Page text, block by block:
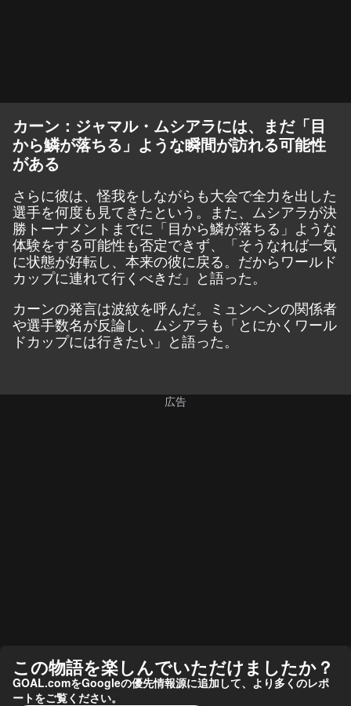
カーン：ジャマル・ムシアラには、まだ「目
から鱗が落ちる」ような瞬間が訪れる可能性
がある
さらに彼は、怪我をしながらも大会で全力を出した
選手を何度も見てきたという。また、ムシアラが決
勝トーナメントまでに「目から鱗が落ちる」ような
体験をする可能性も否定できず、「そうなれば一気
に状態が好転し、本来の彼に戻る。だからワールド
カップに連れて行くべきだ」と語った。
カーンの発言は波紋を呼んだ。ミュンヘンの関係者
や選手数名が反論し、ムシアラも「とにかくワール
ドカップには行きたい」と語った。
この物語を楽しんでいただけましたか？
GOAL.comをGoogleの優先情報源に追加して、より多くのレポ
ートをご覧ください。